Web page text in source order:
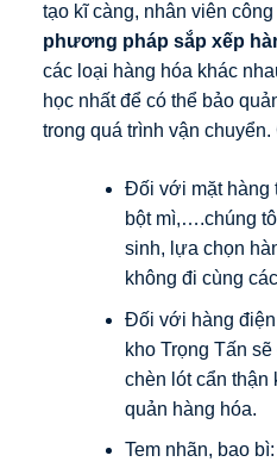
tạo kĩ càng, nhân viên
phương pháp sắp xếp
các loại hàng hóa khác
học nhất để có thể bảo
trong quá trình vận chuyển.
Đối với mặt hàng
bột mì,….chúng
sinh, lựa chọn
không đi cùng
Đối với hàng
kho Trọng Tấn
chèn lót cẩn thận
quản hàng hóa.
Tem nhãn, bao